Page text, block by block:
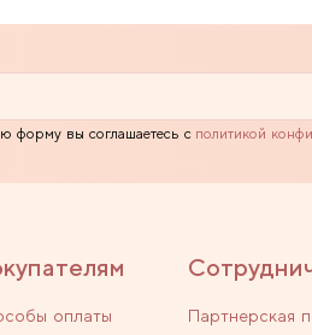
форму вы соглашаетесь с политикой
оплаты
Партнерская